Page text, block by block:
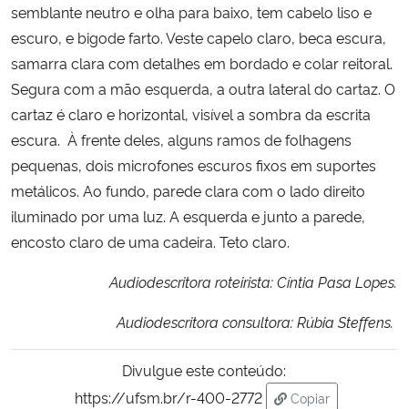
semblante neutro e olha para baixo, tem cabelo liso e
escuro, e bigode farto. Veste capelo claro, beca escura,
samarra clara com detalhes em bordado e colar reitoral.
Segura com a mão esquerda, a outra lateral do cartaz. O
cartaz é claro e horizontal, visível a sombra da escrita
escura. À frente deles, alguns ramos de folhagens
pequenas, dois microfones escuros fixos em suportes
metálicos. Ao fundo, parede clara com o lado direito
iluminado por uma luz. A esquerda e junto a parede,
encosto claro de uma cadeira. Teto claro.
Audiodescritora roteirista: Cíntia Pasa Lopes.
Audiodescritora consultora: Rúbia Steffens.
Divulgue este conteúdo:
https://ufsm.br/r-400-2772
Copiar